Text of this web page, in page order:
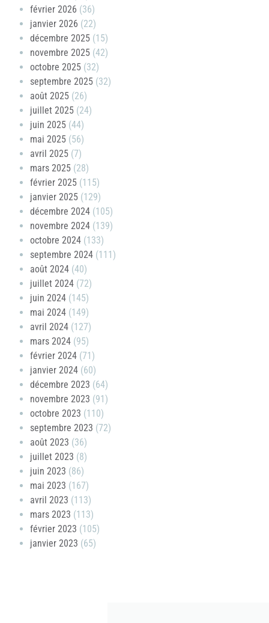
février 2026 (36)
janvier 2026 (22)
décembre 2025 (15)
novembre 2025 (42)
octobre 2025 (32)
septembre 2025 (32)
août 2025 (26)
juillet 2025 (24)
juin 2025 (44)
mai 2025 (56)
avril 2025 (7)
mars 2025 (28)
février 2025 (115)
janvier 2025 (129)
décembre 2024 (105)
novembre 2024 (139)
octobre 2024 (133)
septembre 2024 (111)
août 2024 (40)
juillet 2024 (72)
juin 2024 (145)
mai 2024 (149)
avril 2024 (127)
mars 2024 (95)
février 2024 (71)
janvier 2024 (60)
décembre 2023 (64)
novembre 2023 (91)
octobre 2023 (110)
septembre 2023 (72)
août 2023 (36)
juillet 2023 (8)
juin 2023 (86)
mai 2023 (167)
avril 2023 (113)
mars 2023 (113)
février 2023 (105)
janvier 2023 (65)